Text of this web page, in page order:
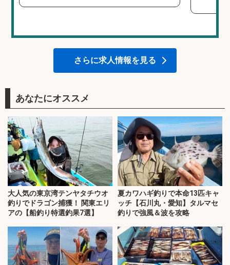
さらに求人情報を見る
あなたにオススメ
大人気の東京湾テンヤタチウオ
釣りでドラゴン捕獲！ 関東エリ
アの【船釣り特選釣果7選】
夏カワハギ釣りで本命13匹キャ
ッチ【石川丸・愛知】タルマセ
釣りで強風＆波を攻略